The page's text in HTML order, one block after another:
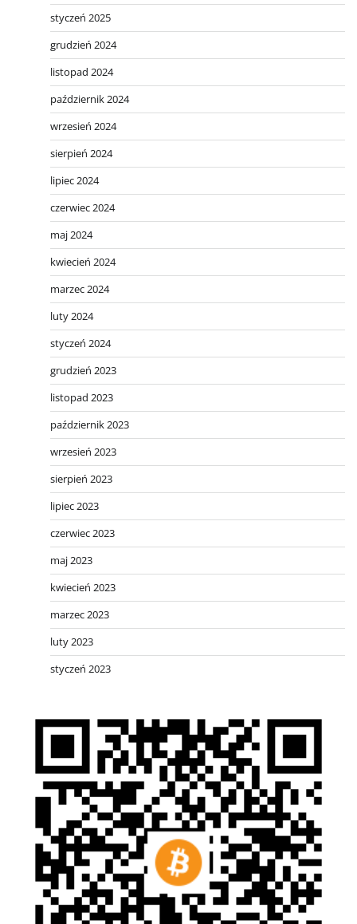
styczeń 2025
grudzień 2024
listopad 2024
październik 2024
wrzesień 2024
sierpień 2024
lipiec 2024
czerwiec 2024
maj 2024
kwiecień 2024
marzec 2024
luty 2024
styczeń 2024
grudzień 2023
listopad 2023
październik 2023
wrzesień 2023
sierpień 2023
lipiec 2023
czerwiec 2023
maj 2023
kwiecień 2023
marzec 2023
luty 2023
styczeń 2023